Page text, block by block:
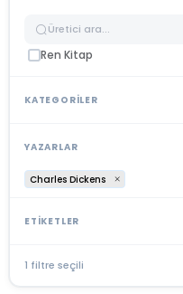
Ren Kitap
KATEGORİLER
YAZARLAR
Charles Dickens
ETİKETLER
1 filtre seçili